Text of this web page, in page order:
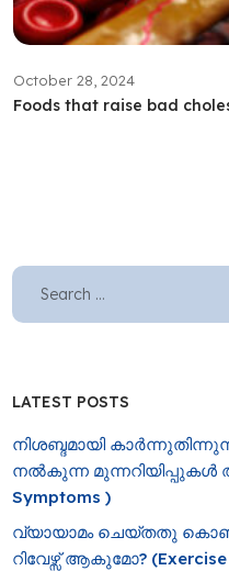
October 28, 2024
Foods that raise bad
LATEST POSTS
നിശബ്ദമായി
നൽകുന്ന മുന്നറിയിപ്പുകൾ
Symptoms )
വ്യായാമം ചെയ്തതു കൊണ്ട്
റിവേഴ്സ് ആകുമോ?